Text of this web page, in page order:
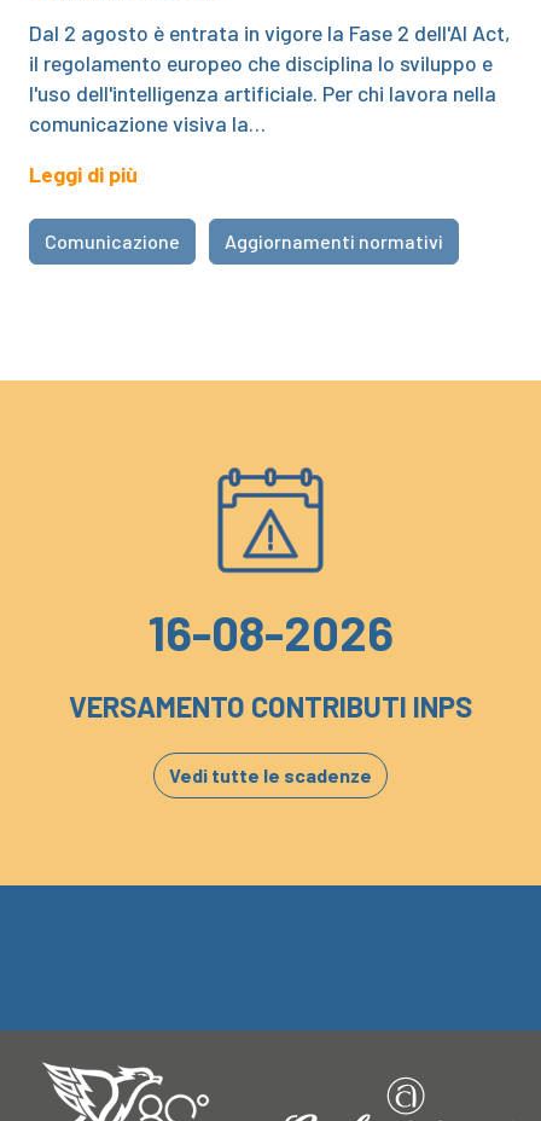
Dal 2 agosto è entrata in vigore la Fase 2 dell'AI Act,
il regolamento europeo che disciplina lo sviluppo e
l'uso dell'intelligenza artificiale. Per chi lavora nella
comunicazione visiva la…
Leggi di più
Comunicazione Aggiornamenti normativi
16-08-2026
VERSAMENTO CONTRIBUTI INPS
Vedi tutte le scadenze